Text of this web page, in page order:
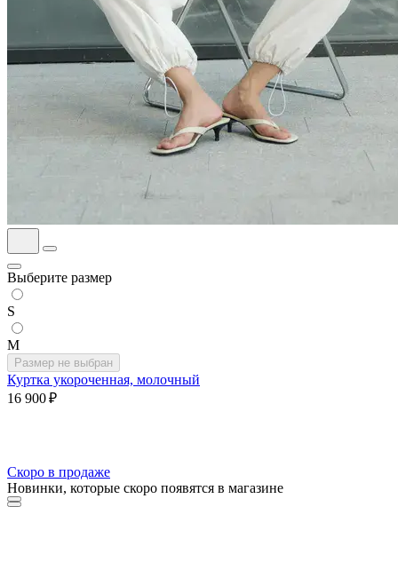
Выберите размер
S
M
Размер не выбран
Куртка укороченная, молочный
16 900 ₽
Скоро в продаже
Новинки, которые скоро появятся в магазине